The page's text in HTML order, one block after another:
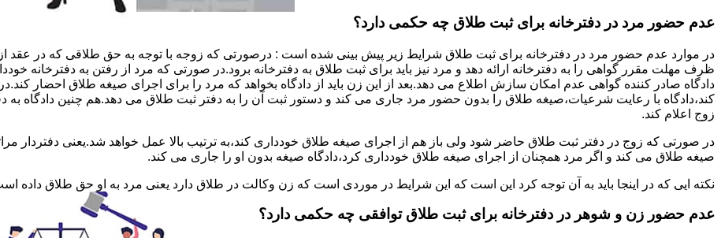
عدم حضور مرد در دفترخانه برای ثبت طلاق چه حکمی دارد؟
در موارد عدم حضور مرد در دفترخانه برای ثبت طلاق شرایط زیر پیش بینی شده است : درصورتی که زوجه با توجه به حق طلاقی که در عقد
ظرف مهلت مقرر گواهی را به دفترخانه ارائه دهد و مرد نیز باید برای ثبت طلاق به دفترخانه برود.در صورتی که مرد از رفتن به دفترخانه
دادگاه صادر کننده گواهی عدم امکان سازش اطلاع می دهد.بعد از این زن باید از دادگاه بخواهد که مرد را برای اجرای صیغه طلاق احضار
کند،دادگاه با رعایت شرعیات،صیغه طلاق را بدون حضور مرد جاری می کند و دستور ثبت آن را به دفتر ثبت طلاق می دهد.هم چنین دادگاه به
زوج اعلام کند.
در صورتی که زوج در دفتر ثبت طلاق حاضر شود ولی باز هم از اجرای صیغه طلاق خودداری کند،به ترتیب بالا عمل خواهد شد.یعنی دفتردار
صیغه طلاق می کند و اگر مرد همچنان از اجرای صیغه طلاق خودداری کرد،دادگاه صیغه بدون او را جاری می کند.
نکته ایی که در اینجا باید به آن توجه کرد این است که این شرایط در موردی است که زن وکالت در طلاق دارد یعنی مرد به او حق طلاق داده
عدم حضور زن و شوهر در دفترخانه برای ثبت طلاق توافقی چه حکمی دارد؟